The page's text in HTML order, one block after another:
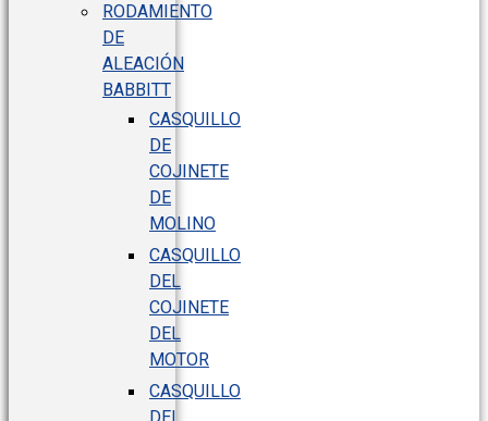
RODAMIENTO
DE
ALEACIÓN
BABBITT
CASQUILLO
DE
COJINETE
DE
MOLINO
CASQUILLO
DEL
COJINETE
DEL
MOTOR
CASQUILLO